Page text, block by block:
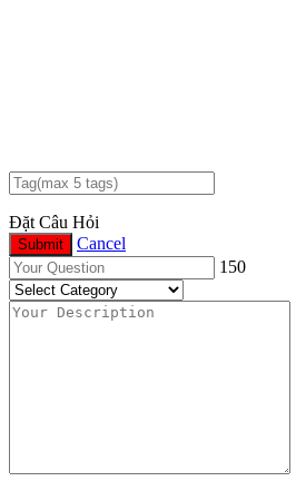
Đặt Câu Hỏi
Submit
Cancel
150